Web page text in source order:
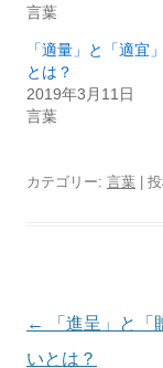
言葉
「適量」と「適宜
とは？
2019年3月11日
言葉
カテゴリー: 言葉 |
投
稿
←
「進呈」と「
いとは？